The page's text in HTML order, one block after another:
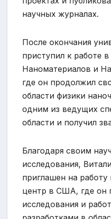
научных журналах.
После окончания
приступил к работе
Наноматериалов и
где он продолжил
области физики
одним из ведущих
области и получил
Благодаря своим
исследования,
приглашен на
центр в США, где он
исследования и